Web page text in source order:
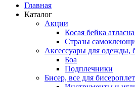
Главная
Каталог
Акции
Косая бейка
Стразы
Аксессуары для одежды,
Боа
Подплечники
Бисер, все для